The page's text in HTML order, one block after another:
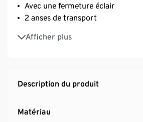
Avec une fermeture éclair
2 anses de transport
Afficher plus
Idéal aussi pour ranger les
Description du produit
Matériau